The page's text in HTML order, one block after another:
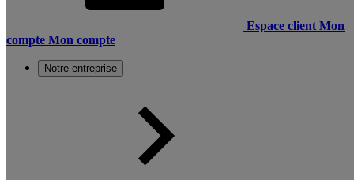
Espace client Mon
compte Mon compte
Notre entreprise